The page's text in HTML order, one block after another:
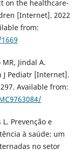
on the healthcare-
[Internet]. 2022
from:
Jindal A.
Pediatr [Internet].
Available from:
L. Prevenção e
à saúde: um
no setor